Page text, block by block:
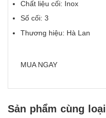
Chất liệu cối: Inox
Số cối: 3
Thương hiệu: Hà Lan
MUA NGAY
Sản phẩm cùng loại